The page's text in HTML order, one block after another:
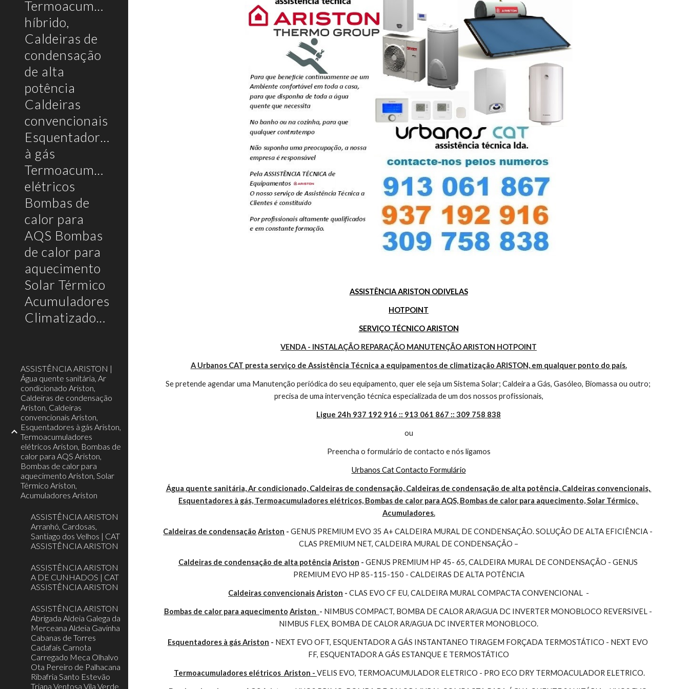
Termoacumulador
híbrido,
Caldeiras de
condensação
de alta
potência
Caldeiras
convencionais
Esquentadores
à gás
Termoacumuladores
elétricos
Bombas de
calor para
AQS Bombas
de calor para
aquecimento
Solar Térmico
Acumuladores
Climatizadores
ASSISTÊNCIA ARISTON |
Água quente sanitária, Ar
condicionado Ariston,
Caldeiras de condensação
Ariston, Caldeiras
convencionais Ariston,
Esquentadores à gás Ariston,
Termoacumuladores
elétricos Ariston, Bombas de
calor para AQS Ariston,
Bombas de calor para
aquecimento Ariston, Solar
Térmico Ariston,
Acumuladores Ariston
ASSISTÊNCIA ARISTON
Arranhó, Cardosas,
Santiago dos Velhos | CAT
ASSISTÊNCIA ARISTON
ASSISTÊNCIA ARISTON
A DE CUNHADOS | CAT
ASSISTÊNCIA ARISTON
ASSISTÊNCIA ARISTON
Abrigada Aldeia Galega da
Merceana Aldeia Gavinha
Cabanas de Torres
Cadafais Carnota
Carregado Meca Olhalvo
Ota Pereiro de Palhacana
Ribafria Santo Estevão
Triana Ventosa Vila Verde
ASSISTÊNCIA ARISTON ODIVELAS
HOTPOINT
SERVIÇO TÉCNICO ARISTON
VENDA - INSTALAÇÃO REPARAÇÃO MANUTENÇÃO ARISTON HOTPOINT
A Urbanos CAT presta serviço de Assistência Técnica a equipamentos de climatização ARISTON, em qualquer ponto do país.
Se pretende agendar uma Manutenção periódica do seu equipamento, quer ele seja um Sistema Solar; Caldeira a Gás, Gasóleo, Biomassa ou outro;
precisa de uma intervenção técnica especializada de um dos nossos profissionais,
Ligue 24h 937 192 916 :: 913 061 867 :: 309 758 838
ou
Preencha o formulário de contacto e nós ligamos
Urbanos Cat Contacto Formulário
Água quente sanitária, Ar condicionado, Caldeiras de condensação, Caldeiras de condensação de alta potência, Caldeiras convencionais,
Esquentadores à gás, Termoacumuladores elétricos, Bombas de calor para AQS, Bombas de calor para aquecimento, Solar Térmico,
Acumuladores.
Caldeiras de condensação Ariston - GENUS PREMIUM EVO 35 A+ CALDEIRA MURAL DE CONDENSAÇÃO. SOLUÇÃO DE ALTA EFICIÊNCIA -
CLAS PREMIUM NET, CALDEIRA MURAL DE CONDENSAÇÃO –
Caldeiras de condensação de alta potência Ariston - GENUS PREMIUM HP 45- 65, CALDEIRA MURAL DE CONDENSAÇÃO - GENUS
PREMIUM EVO HP 85-115-150 - CALDEIRAS DE ALTA POTÊNCIA
Caldeiras convencionaisAriston - CLAS EVO CF EU, CALDEIRA MURAL COMPACTA CONVENCIONAL  -
Bombas de calor para aquecimento Ariston - NIMBUS COMPACT, BOMBA DE CALOR AR/AGUA DC INVERTER MONOBLOCO REVERSIVEL -
NIMBUS FLEX, BOMBA DE CALOR AR/AGUA DC INVERTER MONOBLOCO.
Esquentadores à gás Ariston - NEXT EVO OFT, ESQUENTADOR A GÁS INSTANTANEO TIRAGEM FORÇADA TERMOSTÁTICO - NEXT EVO
FF, ESQUENTADOR A GÁS ESTANQUE E TERMOSTÁTICO
Termoacumuladores elétricos  Ariston - VELIS EVO, TERMOACUMULADOR ELETRICO - PRO ECO DRY TERMOACULADOR ELETRICO.